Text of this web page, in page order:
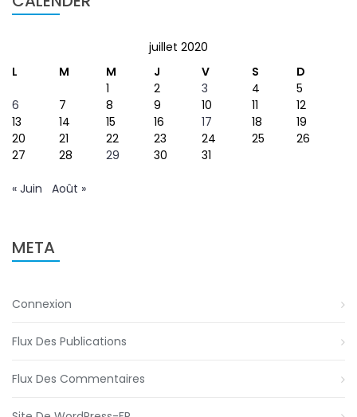
juillet 2020
L
M M J V S
D
1
2 3 4
5
6
7 8 9 10 11
12
13
14 15 16 17 18
19
20
21 22 23 24 25
26
27
28 29 30 31
« Juin Août »
META
Connexion
Flux Des Publications
Flux Des Commentaires